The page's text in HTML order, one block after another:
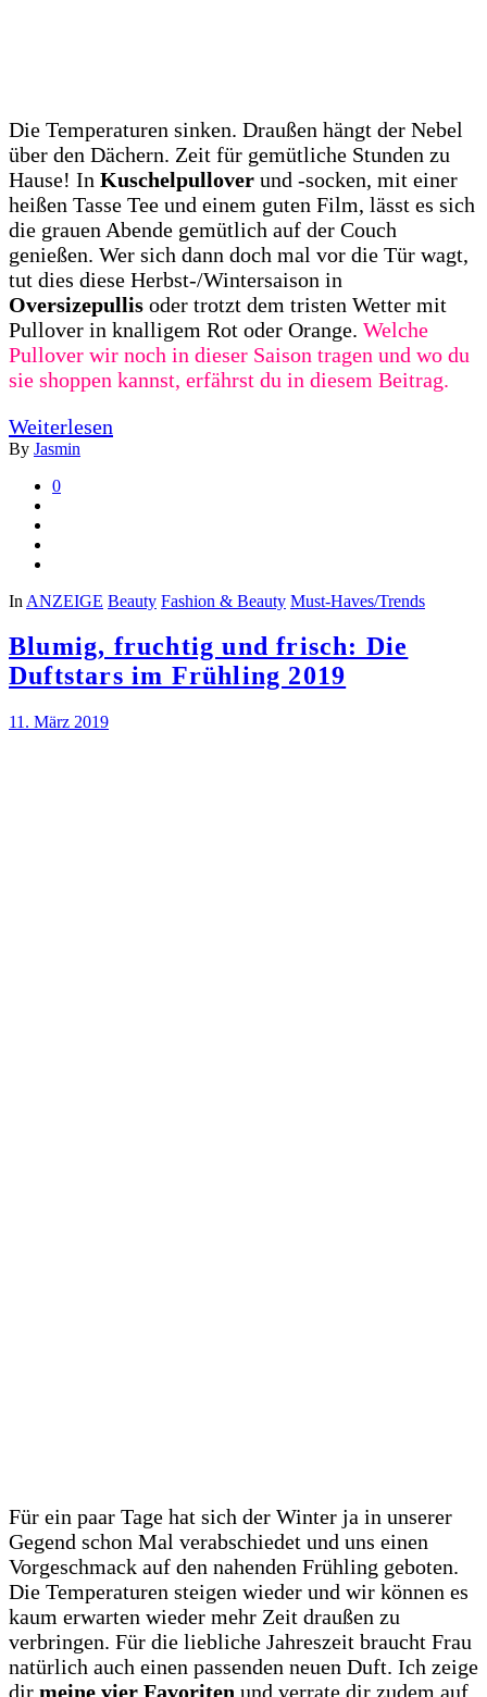
Die Temperaturen sinken. Draußen hängt der Nebel
über den Dächern. Zeit für gemütliche Stunden zu
Hause! In Kuschelpullover und -socken, mit einer
heißen Tasse Tee und einem guten Film, lässt es sich
die grauen Abende gemütlich auf der Couch
genießen. Wer sich dann doch mal vor die Tür wagt,
tut dies diese Herbst-/Wintersaison in
Oversizepullis oder trotzt dem tristen Wetter mit
Pullover in knalligem Rot oder Orange. Welche
Pullover wir noch in dieser Saison tragen und wo du
sie shoppen kannst, erfährst du in diesem Beitrag.
Weiterlesen
By Jasmin
0
In ANZEIGE Beauty Fashion & Beauty Must-Haves/Trends
Blumig, fruchtig und frisch: Die
Duftstars im Frühling 2019
11. März 2019
Für ein paar Tage hat sich der Winter ja in unserer
Gegend schon Mal verabschiedet und uns einen
Vorgeschmack auf den nahenden Frühling geboten.
Die Temperaturen steigen wieder und wir können es
kaum erwarten wieder mehr Zeit draußen zu
verbringen. Für die liebliche Jahreszeit braucht Frau
natürlich auch einen passenden neuen Duft. Ich zeige
dir meine vier Favoriten und verrate dir zudem auf